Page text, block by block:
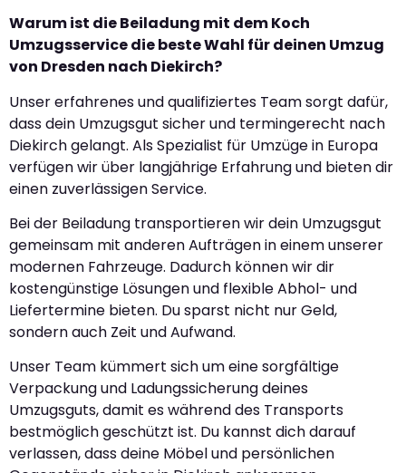
Warum ist die Beiladung mit dem Koch
Umzugsservice die beste Wahl für deinen Umzug
von Dresden nach Diekirch?
Unser erfahrenes und qualifiziertes Team sorgt dafür,
dass dein Umzugsgut sicher und termingerecht nach
Diekirch gelangt. Als Spezialist für Umzüge in Europa
verfügen wir über langjährige Erfahrung und bieten dir
einen zuverlässigen Service.
Bei der Beiladung transportieren wir dein Umzugsgut
gemeinsam mit anderen Aufträgen in einem unserer
modernen Fahrzeuge. Dadurch können wir dir
kostengünstige Lösungen und flexible Abhol- und
Liefertermine bieten. Du sparst nicht nur Geld,
sondern auch Zeit und Aufwand.
Unser Team kümmert sich um eine sorgfältige
Verpackung und Ladungssicherung deines
Umzugsguts, damit es während des Transports
bestmöglich geschützt ist. Du kannst dich darauf
verlassen, dass deine Möbel und persönlichen